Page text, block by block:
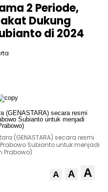
2 Periode,
Dukung
di 2024
(GENASTARA) secara resmi
Subianto untuk menjadi
Prabowo)
A A A